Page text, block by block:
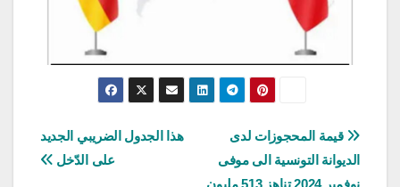
تصفّح
المقالات
هذا الجدول الضريبي الجديد
على الدّخل
قيمة المحجوزات لدى
الديوانة التونسية الى موفى
نوفمبر 2024 تناهز 513 مليون